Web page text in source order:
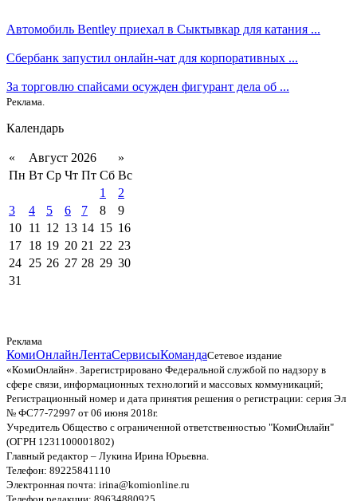
Автомобиль Bentley приехал в Сыктывкар для катания ...
Сбербанк запустил онлайн-чат для корпоративных ...
За торговлю спайсами осужден фигурант дела об ...
Реклама.
Календарь
« Август 2026
»
Пн Вт Ср Чт Пт Сб Вс
1
2
3
4 5 6 7 8
9
10 11 12 13 14 15 16
17 18 19 20 21 22 23
24 25 26 27 28 29 30
31
Реклама
КомиОнлайнЛентаСервисыКомандаСетевое издание
«КомиОнлайн». Зарегистрировано Федеральной службой по надзору в
сфере связи, информационных технологий и массовых коммуникаций;
Регистрационный номер и дата принятия решения о регистрации: серия Эл
№ ФС77-72997 от 06 июня 2018г.
Учредитель Общество с ограниченной ответственностью "КомиОнлайн"
(ОГРН 1231100001802)
Главный редактор – Лукина Ирина Юрьевна.
Телефон: 89225841110
Электронная почта: irina@komionline.ru